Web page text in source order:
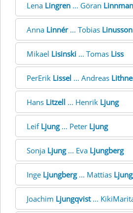
Lena Lingren ... Göran Linnman
Anna Linnér... Tobias Linusson
Mikael Lisinski ... Tomas Liss
PerErik Lissel ... Andreas
Hans Litzell ... Henrik Ljung
Leif Ljung... Peter Ljung
Sonja Ljung... Eva Ljungberg
Inge Ljungberg... Mattias
Joachim Ljungqvist...